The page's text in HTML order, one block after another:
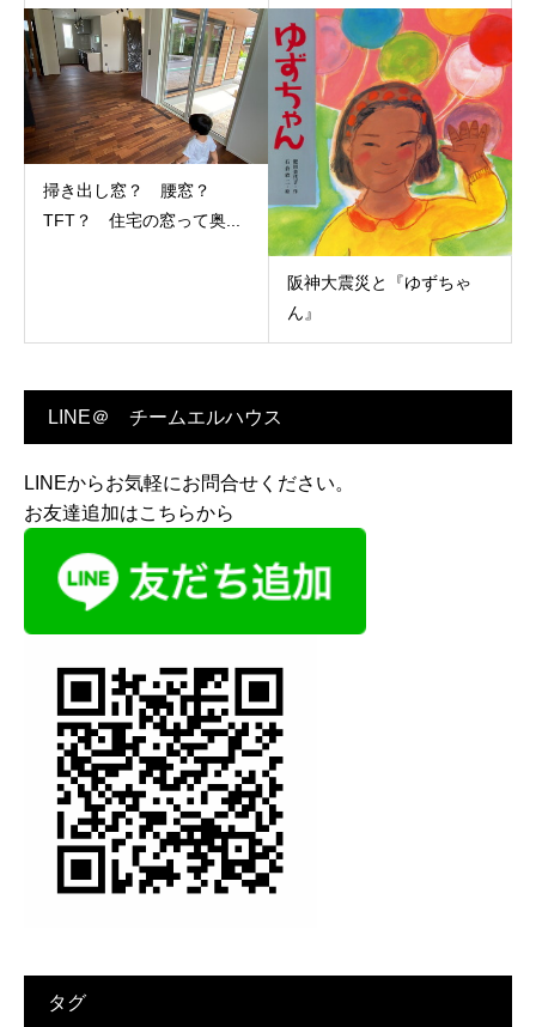
掃き出し窓？ 腰窓？
TFT？ 住宅の窓って奥...
阪神大震災と『ゆずちゃ
ん』
LINE＠ チームエルハウス
LINEからお気軽にお問合せください。
お友達追加はこちらから
タグ